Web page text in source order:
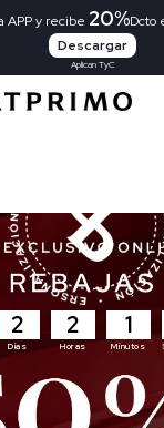
APP y recibe 20%Dcto
Descargar
Aplican TyC
2
Días
2
Horas
1
Minutos